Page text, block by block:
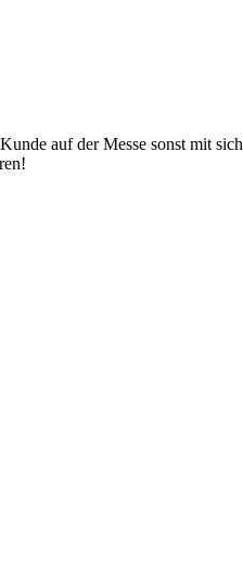
auf der Messe sonst mit sich